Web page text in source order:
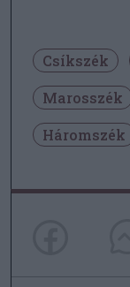
Csíkszék
Marosszék
Háromszék